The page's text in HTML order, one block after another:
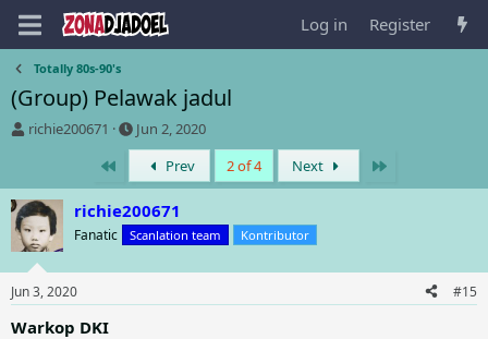
Log in Register
Totally 80s-90's
(Group) Pelawak jadul
T
e
a
d
s
t
a
r
t
richie200671
S
t
r
t
d
a
Jun 2, 2020
Prev 2 of 4 Next
richie200671
Fanatic Scanlation team Kontributor
Jun 3, 2020 #15
Warkop DKI